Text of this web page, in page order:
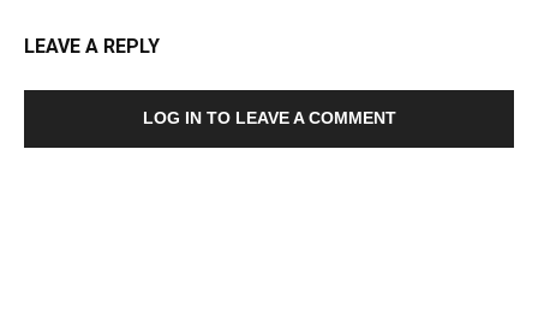
LEAVE A REPLY
LOG IN TO LEAVE A COMMENT